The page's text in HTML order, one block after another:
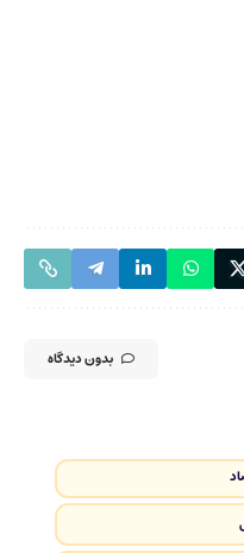
بدون دیدگاه